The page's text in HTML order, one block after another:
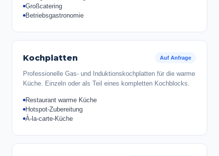
Großcatering
Betriebsgastronomie
Kochplatten Auf Anfrage
Professionelle Gas- und Induktionskochplatten für die warme
Küche. Einzeln oder als Teil eines kompletten Kochblocks.
Restaurant warme Küche
Hotspot-Zubereitung
À-la-carte-Küche